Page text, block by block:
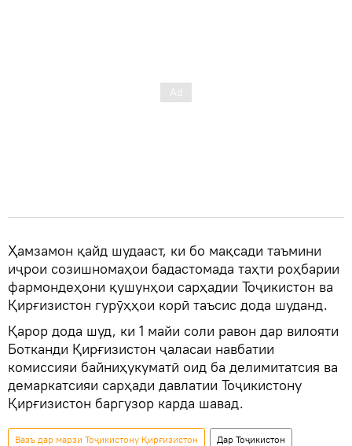
Ҳамзамон қайд шудааст, ки бо мақсади таъмини
иҷрои созишномаҳои бадастомада таҳти роҳбарии
фармондеҳони қушунҳои сарҳадии Тоҷикистон ва
Қирғизистон гурӯҳҳои корӣ таъсис дода шуданд.
Қарор дода шуд, ки 1 майи соли равон дар вилояти
Ботканди Қирғизистон ҷаласаи навбатии
комиссияи байниҳукуматӣ оид ба делимитатсия ва
демаркатсияи сарҳади давлатии Тоҷикистону
Қирғизистон баргузор карда шавад.
Вазъ дар марзи Тоҷикистону Қирғизистон Дар Тоҷикистон